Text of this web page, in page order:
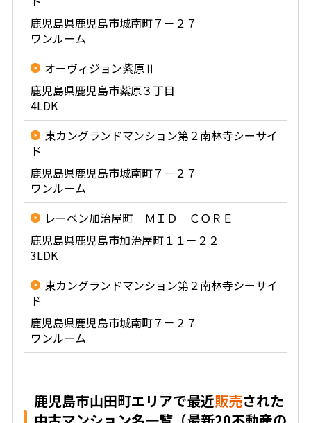
鹿児島県鹿児島市城南町７－２７
ワンルーム
オーヴィジョン紫原Ⅱ
鹿児島県鹿児島市紫原３丁目
4LDK
東カングランドマンション第２南林寺シーサイ
ド
鹿児島県鹿児島市城南町７－２７
ワンルーム
レーベン加治屋町 ＭＩＤ ＣＯＲＥ
鹿児島県鹿児島市加治屋町１１－２２
3LDK
東カングランドマンション第２南林寺シーサイ
ド
鹿児島県鹿児島市城南町７－２７
ワンルーム
鹿児島市山田町エリアで最近販売された